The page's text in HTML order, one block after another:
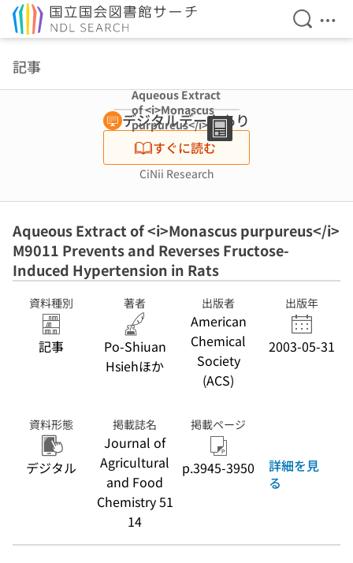
検索を
メ
記事
Aqueous Extract
of <i>Monascus
purpureus</i>
M9011 Prevents
and Reverses
Fructose-
Induced
Hypertension in
デジタルデータあり
すぐに読む
CiNii Research
Aqueous Extract of <i>Monascus purpureus</i>
M9011 Prevents and Reverses Fructose-
Induced Hypertension in Rats
資料種別
記事
著者
Po-Shiuan
Hsiehほか
出版者
American
Chemical
Society
(ACS)
出版年
2003-05-31
資料形態
デジタル
掲載誌名
Journal of
Agricultural
and Food
Chemistry 51
14
掲載ページ
p.3945-3950
詳細を見
る